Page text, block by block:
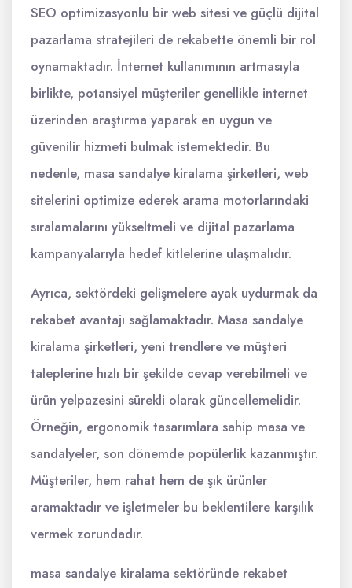
SEO optimizasyonlu bir web sitesi ve güçlü dijital
pazarlama stratejileri de rekabette önemli bir rol
oynamaktadır. İnternet kullanımının artmasıyla
birlikte, potansiyel müşteriler genellikle internet
üzerinden araştırma yaparak en uygun ve
güvenilir hizmeti bulmak istemektedir. Bu
nedenle, masa sandalye kiralama şirketleri, web
sitelerini optimize ederek arama motorlarındaki
sıralamalarını yükseltmeli ve dijital pazarlama
kampanyalarıyla hedef kitlelerine ulaşmalıdır.
Ayrıca, sektördeki gelişmelere ayak uydurmak da
rekabet avantajı sağlamaktadır. Masa sandalye
kiralama şirketleri, yeni trendlere ve müşteri
taleplerine hızlı bir şekilde cevap verebilmeli ve
ürün yelpazesini sürekli olarak güncellemelidir.
Örneğin, ergonomik tasarımlara sahip masa ve
sandalyeler, son dönemde popülerlik kazanmıştır.
Müşteriler, hem rahat hem de şık ürünler
aramaktadır ve işletmeler bu beklentilere karşılık
vermek zorundadır.
masa sandalye kiralama sektöründe rekabet